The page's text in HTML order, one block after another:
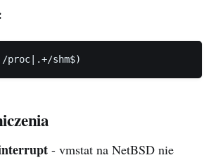
- vmstat na NetBSD nie